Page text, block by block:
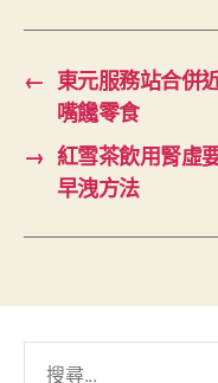
← 東元服務站合併
嘴饞零食
→ 紅雪茶飲用腎虛
早洩方法